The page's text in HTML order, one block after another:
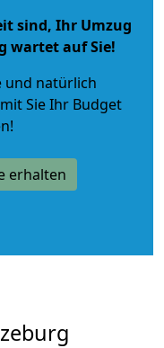
sind, Ihr Umzug
wartet auf Sie!
und natürlich
Sie Ihr Budget
erhalten